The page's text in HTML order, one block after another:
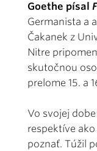
Goethe písal
Germanista a
Čakanek z
Nitre
skutočnou
prelome 15. a
Vo svojej
respektíve
poznať. Túžil